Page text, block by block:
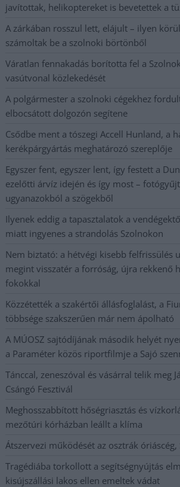
javítottak, helikoptereket is bevetettek a
A zárkában rosszul lett, elájult – ilyen
számoltak be a szolnoki börtönből
Váratlan fennakadás borította fel a
vasútvonal közlekedését
A polgármester a szolnoki cégekhez
elbocsátott dolgozón segítene
Csődbe ment a tószegi Accell Hunland, a
kerékpárgyártás meghatározó szereplője
Egyszer fent, egyszer lent, így festett a
ezelőtti árvíz idején és így most –
ugyanazokból a szögekből
Ilyenek eddig a tapasztalatok a
miatt ingyenes a strandolás Szolnokon
Nem biztató: a hétvégi kisebb felfrissülés
megint visszatér a forróság, újra rekkenő
fokokkal
Közzétették a szakértői állásfoglalást, a
többsége szakszerűen már nem ápolható
A MÚOSZ sajtódíjának második helyét
a Paraméter közös riportfilmje a Sajó
Tánccal, zeneszóval és vásárral telik meg
Csángó Fesztivál
Meghosszabbított hőségriasztás és
mezőtúri kórházban leállt a klíma
Átszervezi működését az osztrák
Tragédiába torkollott a segítségnyújtás
kisújszállási lakos ellen emeltek vádat